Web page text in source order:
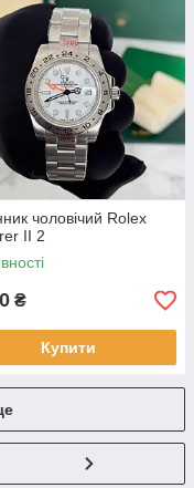
чоловічий Rolex
II 2
₴
Купити